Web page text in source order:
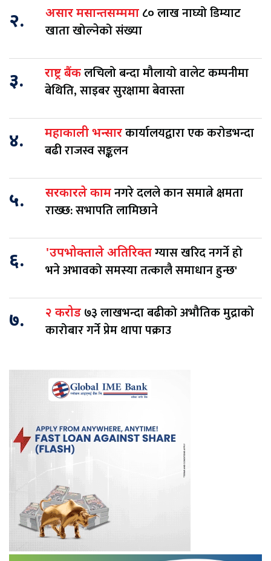
२. असार मसान्तसम्ममा ८० लाख नाघ्यो डिम्याट
खाता खोल्नेको संख्या
३. राष्ट्र बैंकलचिलो बन्दा मौलायो वालेट कम्पनीमा
बेथिति, साइबर सुरक्षामा बेवास्ता
४. महाकाली भन्सारकार्यालयद्वारा एक करोडभन्दा
बढी राजस्व सङ्कलन
५. सरकारले कामनगरे दलले कान समात्ने क्षमता
राख्छ: सभापति लामिछाने
६. 'उपभोक्ताले अतिरिक्तग्यास खरिद नगर्ने हो
भने अभावको समस्या तत्कालै समाधान हुन्छ'
७. २ करोड ७३ लाखभन्दा बढीको अभौतिक मुद्राको
कारोबार गर्ने प्रेम थापा पक्राउ